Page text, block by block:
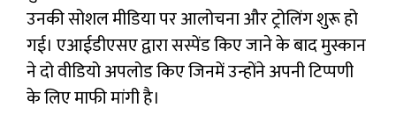
उनकी सोशल मीडिया पर आलोचना और ट्रोलिंग शुरू हो
गई। एआईडीएसए द्वारा सस्पेंड किए जाने के बाद मुस्कान
ने दो वीडियो अपलोड किए जिनमें उन्होंने अपनी टिप्पणी
के लिए माफी मांगी है।